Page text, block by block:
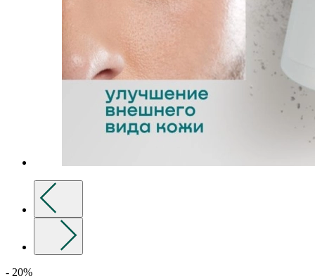
- 20%